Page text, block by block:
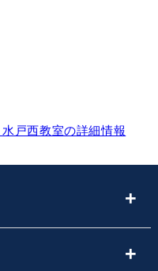
戸西教室の詳細情報